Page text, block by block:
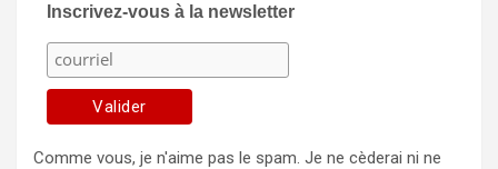
Inscrivez-vous à la newsletter
Comme vous, je n'aime pas le spam. Je ne cèderai ni ne